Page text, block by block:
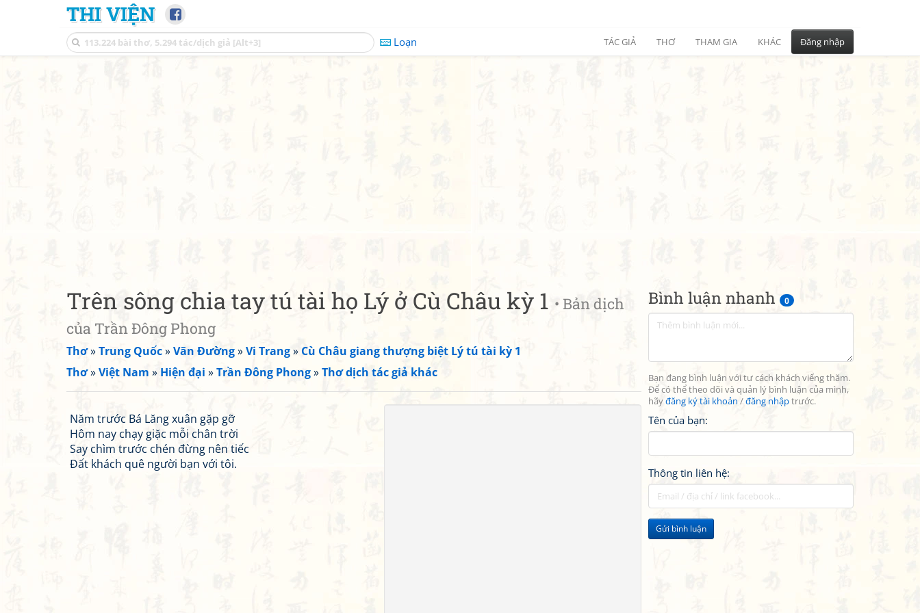
THI VIỆN
Loạn TÁC GIẢ THƠ THAM GIA KHÁC Đăng nhập
Bình luận nhanh 0
Bạn đang bình luận với tư cách khách viếng thăm.
Để có thể theo dõi và quản lý bình luận của mình,
hãyđăng ký tài khoản /đăng nhậptrước.
Tên của bạn:
Thông tin liên hệ:
Gửi bình luận
Trên sông chia tay tú tài họ Lý ở Cù Châu kỳ 1 • Bản dịch
của Trần Đông Phong
Thơ»Trung Quốc»Vãn Đường»Vi Trang» Cù Châu giang thượng biệt Lý tú tài kỳ 1
Thơ»Việt Nam » Hiện đại »Trần Đông Phong»Thơ dịch tác giả khác
Năm trước Bá Lăng xuân gặp gỡ
Hôm nay chạy giặc mỗi chân trời
Say chìm trước chén đừng nên tiếc
Đất khách quê người bạn với tôi.